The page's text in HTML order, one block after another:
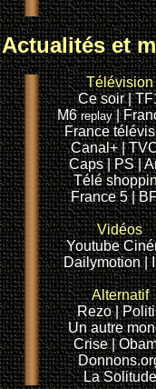
Actualités et
Télévision
Ce soir |
M6replay|
France
Canal+|
Caps| PS |
Télé
France 5 |
Vidéos
Youtube
Dailymotion |
Alternatif
Rezo |
Un autre
Crise|
La Solitude